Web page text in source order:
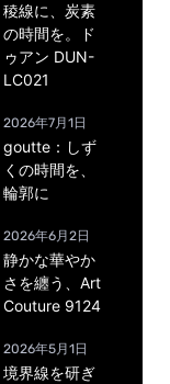
稜線に、炭素
の時間を。ド
ゥアン DUN-
LC021
2026年7月1日
goutte：しず
くの時間を、
輪郭に
2026年6月2日
静かな華やか
さを纏う、Art
Couture 9124
2026年5月1日
境界線を研ぎ